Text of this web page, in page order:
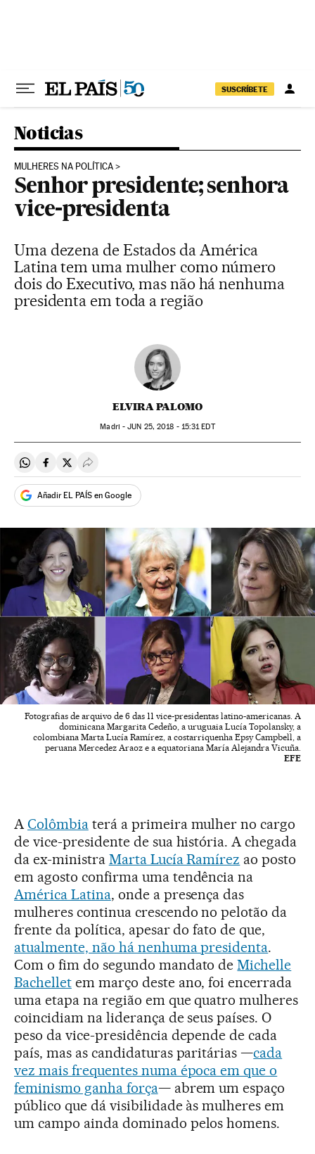
SUSCRÍBETE
Noticias
MULHERES NA POLÍTICA
Senhor presidente; senhora
vice-presidenta
Uma dezena de Estados da América
Latina tem uma mulher como número
dois do Executivo, mas não há nenhuma
presidenta em toda a região
ELVIRA PALOMO
Madri -JUN 25, 2018 - 15:31EDT
Compartir en Whatsapp
Compartir en Facebook
Compartir en Twitter
Desplegar Redes Sociales
Añadir EL PAÍS en Google
Fotografias de arquivo de 6 das 11 vice-presidentas latino-americanas. A
dominicana Margarita Cedeño, a uruguaia Lucía Topolansky, a
colombiana Marta Lucía Ramírez, a costarriquenha Epsy Campbell, a
peruana Mercedez Araoz e a equatoriana María Alejandra Vicuña.
EFE
AColômbiaterá a primeira mulher no cargo
de vice-presidente de sua história. A chegada
da ex-ministra Marta Lucía Ramírez ao posto
em agosto confirma uma tendência na
América Latina, onde a presença das
mulheres continua crescendo no pelotão da
frente da política, apesar do fato de que,
atualmente, não há nenhuma presidenta.
Com o fim do segundo mandato deMichelle
Bachelletem março deste ano, foi encerrada
uma etapa na região em que quatro mulheres
coincidiam na liderança de seus países. O
peso da vice-presidência depende de cada
país, mas as candidaturas paritárias —cada
vez mais frequentes numa época em que o
feminismo ganha força— abrem um espaço
público que dá visibilidade às mulheres em
um campo ainda dominado pelos homens.